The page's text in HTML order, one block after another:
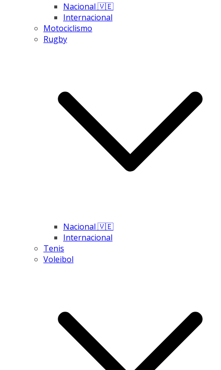
Nacional 🇻🇪
Internacional
Motociclismo
Rugby
Nacional 🇻🇪
Internacional
Tenis
Voleibol